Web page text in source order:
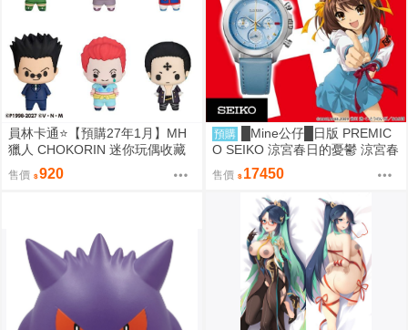
員林卡通⭐️【預購27年1月】MH
獵人 CHOKORIN 迷你玩偶收藏
集 第1彈 中盒6入 0813
售價 920
預購
█Mine公仔█日版 PREMIC
O SEIKO 涼宮春日的憂鬱 涼宮春
日 20周年紀念 20週年 手錶 聯名
手表
售價 17450